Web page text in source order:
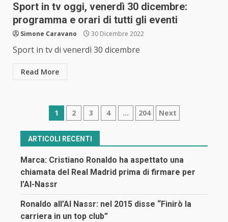
Sport in tv oggi, venerdì 30 dicembre:
programma e orari di tutti gli eventi
Simone Caravano 30 Dicembre 2022
Sport in tv di venerdì 30 dicembre
Read More
Navigazione
articoli
1 2 3 4 … 204 Next
ARTICOLI RECENTI
Marca: Cristiano Ronaldo ha aspettato una
chiamata del Real Madrid prima di firmare per
l’Al-Nassr
Ronaldo all’Al Nassr: nel 2015 disse “Finirò la
carriera in un top club”